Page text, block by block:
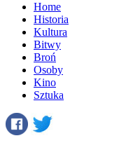
Home
Historia
Kultura
Bitwy
Broń
Osoby
Kino
Sztuka